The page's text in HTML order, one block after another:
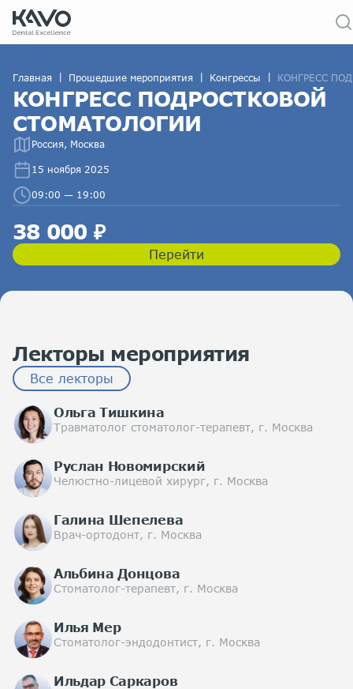
Главная Прошедшие мероприятия Конгрессы КОНГРЕСС
КОНГРЕСС ПОДРОСТКОВОЙ
СТОМАТОЛОГИИ
Россия, Москва
15 ноября 2025
09:00 — 19:00
38 000 ₽
Перейти
Лекторы мероприятия
Все лекторы
Ольга Тишкина
Травматолог стоматолог-терапевт, г. Москва
Руслан Новомирский
Челюстно-лицевой хирург, г. Москва
Галина Шепелева
Врач-ортодонт, г. Москва
Альбина Донцова
Стоматолог-терапевт, г. Москва
Илья Мер
Стоматолог-эндодонтист, г. Москва
Ильдар Саркаров